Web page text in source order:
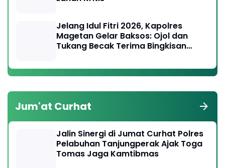
Jelang Idul Fitri 2026, Kapolres
Magetan Gelar Baksos: Ojol dan
Tukang Becak Terima Bingkisan
Jum'at Curhat
Jalin Sinergi di Jumat Curhat Polres
Pelabuhan Tanjungperak Ajak Toga
Tomas Jaga Kamtibmas